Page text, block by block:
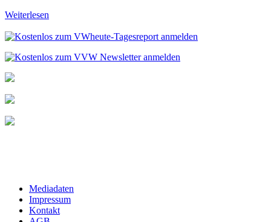
Weiterlesen
Mediadaten
Impressum
Kontakt